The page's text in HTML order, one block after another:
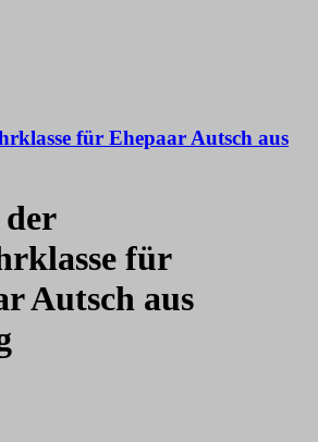
für Ehepaar Autsch aus
der
für
Autsch aus